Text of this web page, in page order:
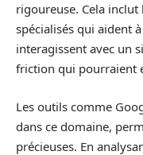
rigoureuse. Cela inclut
spécialisés qui aident
interagissent avec un
friction qui pourraient
Les outils comme
dans ce domaine,
précieuses. En